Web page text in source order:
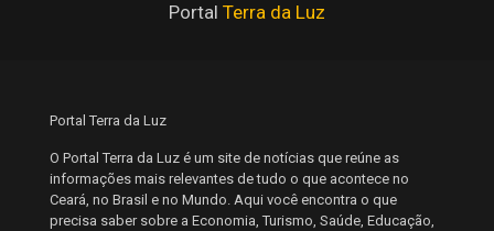
Portal Terra da Luz
Portal Terra da Luz
O Portal Terra da Luz é um site de notícias que reúne as
informações mais relevantes de tudo o que acontece no
Ceará, no Brasil e no Mundo. Aqui você encontra o que
precisa saber sobre a Economia, Turismo, Saúde, Educação,